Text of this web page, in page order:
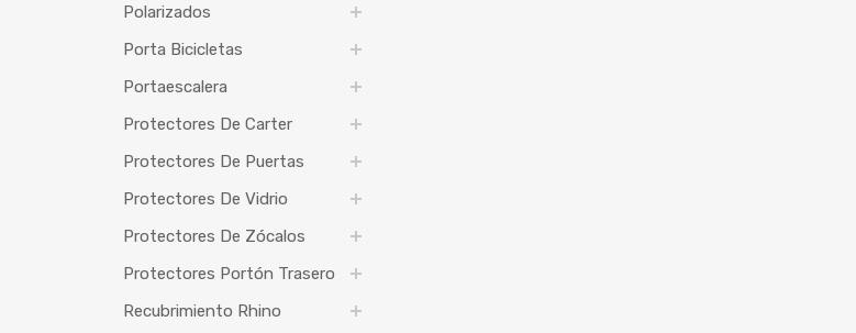
Polarizados
Porta Bicicletas
Portaescalera
Protectores De Carter
Protectores De Puertas
Protectores De Vidrio
Protectores De Zócalos
Protectores Portón Trasero
Recubrimiento Rhino